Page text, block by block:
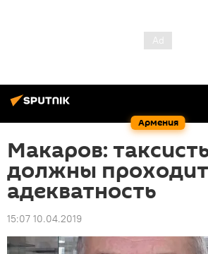
Армения
Макаров:
должны
адекватность
15:07 10.04.2019